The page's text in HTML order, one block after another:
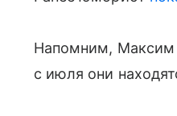
Напомним, Максим
с июля они